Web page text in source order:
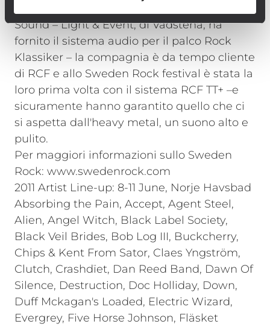
Sound – Light & Event, di Vadstena, ha
fornito il sistema audio per il palco Rock
Klassiker – la compagnia è da tempo cliente
di RCF e allo Sweden Rock festival è stata la
loro prima volta con il sistema RCF TT+ –e
sicuramente hanno garantito quello che ci
si aspetta dall'heavy metal, un suono alto e
pulito.
Per maggiori informazioni sullo Sweden
Rock: www.swedenrock.com
2011 Artist Line-up: 8-11 June, Norje Havsbad
Absorbing the Pain, Accept, Agent Steel,
Alien, Angel Witch, Black Label Society,
Black Veil Brides, Bob Log III, Buckcherry,
Chips & Kent From Sator, Claes Yngström,
Clutch, Crashdïet, Dan Reed Band, Dawn Of
Silence, Destruction, Doc Holliday, Down,
Duff Mckagan's Loaded, Electric Wizard,
Evergrey, Five Horse Johnson, Fläsket